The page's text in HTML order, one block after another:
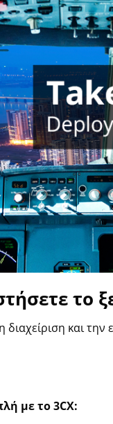
το
διαχείριση και
με το 3CX: